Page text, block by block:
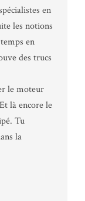
en
les notions
en
des trucs
le moteur
là encore le
Tu
la